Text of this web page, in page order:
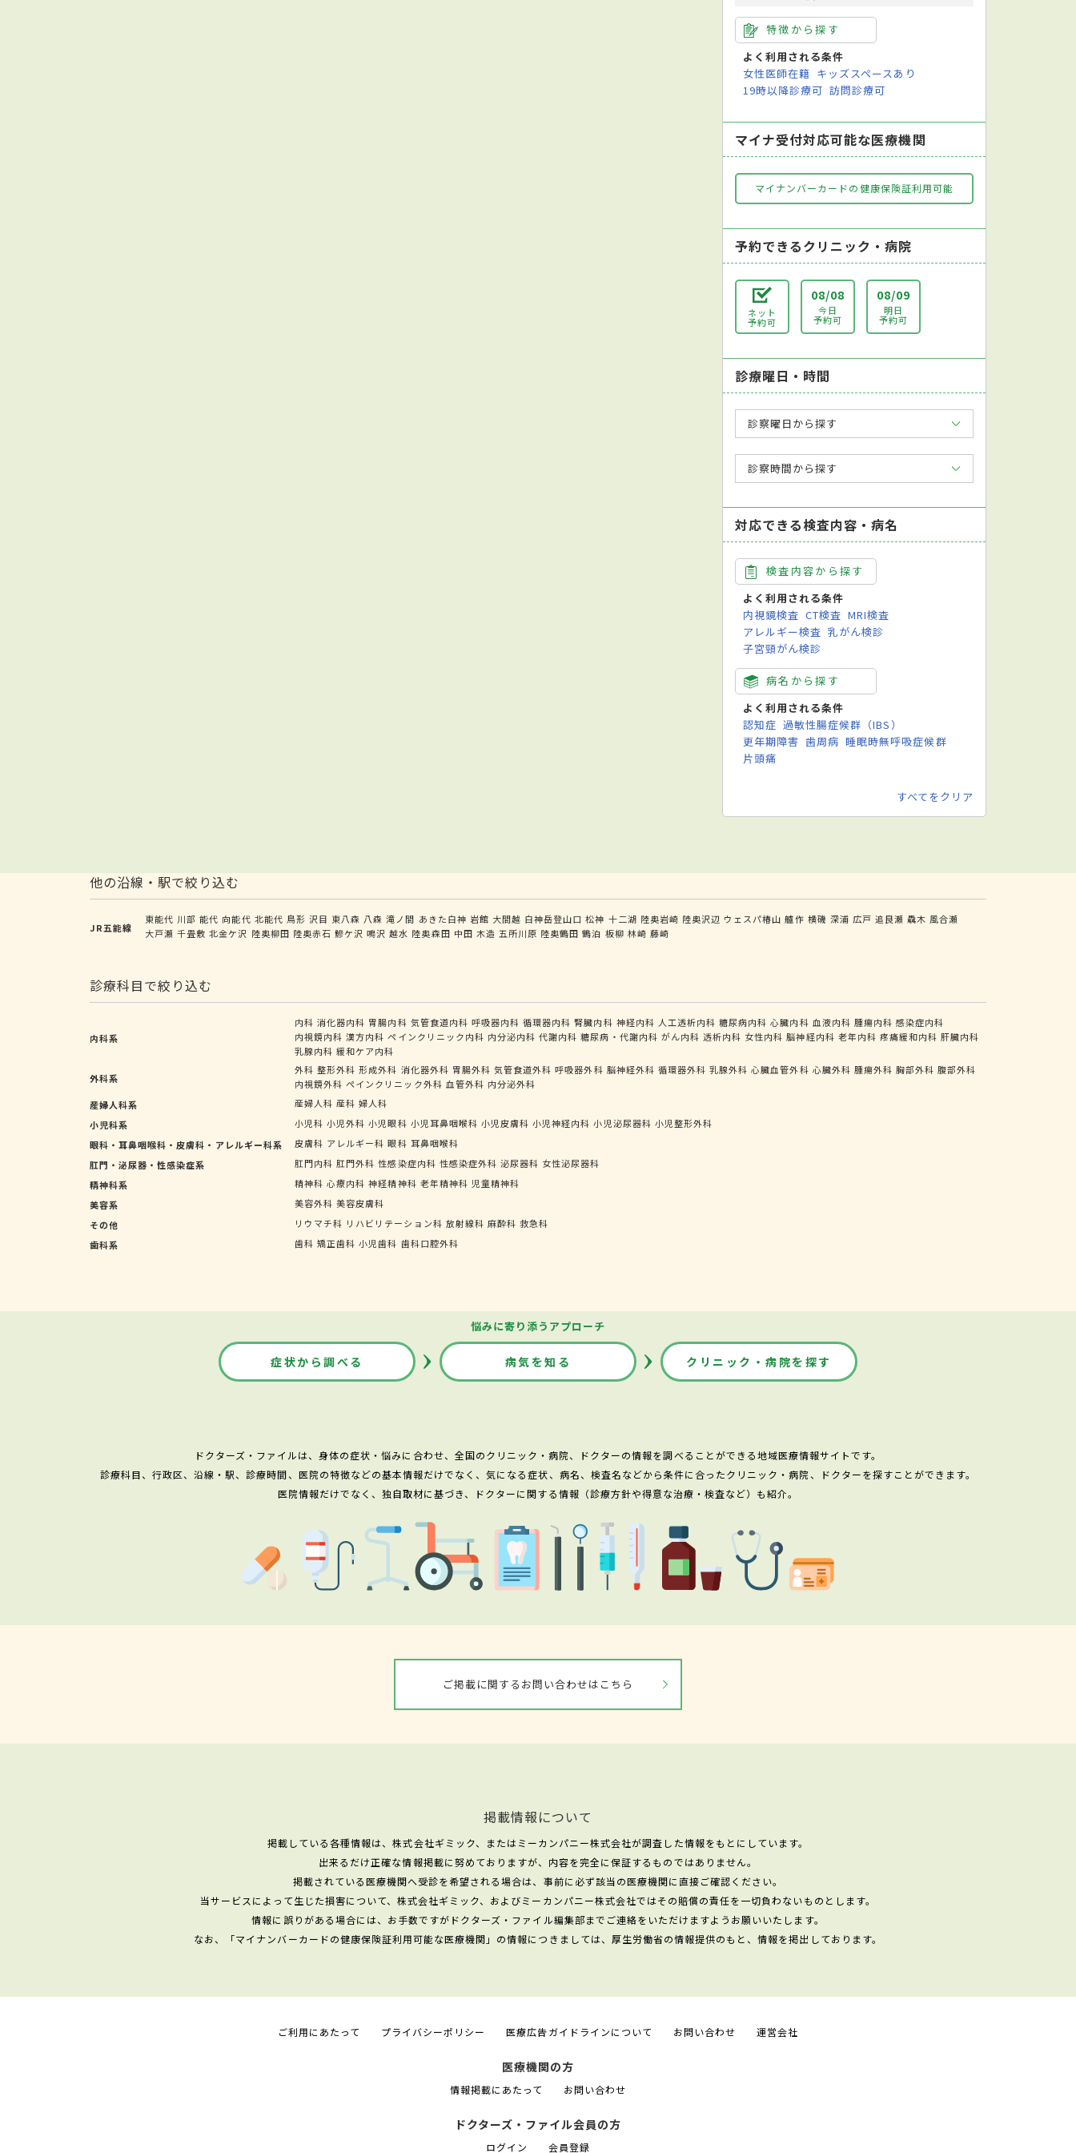
特徴から探す
よく利用される条件
女性医師在籍 キッズスペースあり
19時以降診療可 訪問診療可
マイナ受付対応可能な医療機関
マイナンバーカードの健康保険証利用可能
予約できるクリニック・病院
ネット
予約可
08/08
今日
予約可
08/09
明日
予約可
診療曜日・時間
診察曜日から探す
診察時間から探す
対応できる検査内容・病名
検査内容から探す
よく利用される条件
内視鏡検査 CT検査 MRI検査
アレルギー検査 乳がん検診
子宮頸がん検診
病名から探す
よく利用される条件
認知症 過敏性腸症候群（IBS）
更年期障害 歯周病 睡眠時無呼吸症候群
片頭痛
すべてをクリア
他の沿線・駅で絞り込む
JR五能線
東能代 川部 能代 向能代 北能代 鳥形 沢目 東八森 八森 滝ノ間 あきた白神 岩館 大間越 白神岳登山口 松神 十二湖 陸奥岩崎 陸奥沢辺 ウェスパ椿山 艫作 横磯 深浦 広戸 追良瀬 驫木 風合瀬
大戸瀬 千畳敷 北金ケ沢 陸奥柳田 陸奥赤石 鰺ケ沢 鳴沢 越水 陸奥森田 中田 木造 五所川原 陸奥鶴田 鶴泊 板柳 林崎 藤崎
診療科目で絞り込む
内科系
内科 消化器内科 胃腸内科 気管食道内科 呼吸器内科 循環器内科 腎臓内科 神経内科 人工透析内科 糖尿病内科 心臓内科 血液内科 腫瘍内科 感染症内科
内視鏡内科 漢方内科 ペインクリニック内科 内分泌内科 代謝内科 糖尿病・代謝内科 がん内科 透析内科 女性内科 脳神経内科 老年内科 疼痛緩和内科 肝臓内科
乳腺内科 緩和ケア内科
外科系
外科 整形外科 形成外科 消化器外科 胃腸外科 気管食道外科 呼吸器外科 脳神経外科 循環器外科 乳腺外科 心臓血管外科 心臓外科 腫瘍外科 胸部外科 腹部外科
内視鏡外科 ペインクリニック外科 血管外科 内分泌外科
産婦人科系
産婦人科 産科 婦人科
小児科系
小児科 小児外科 小児眼科 小児耳鼻咽喉科 小児皮膚科 小児神経内科 小児泌尿器科 小児整形外科
眼科・耳鼻咽喉科・皮膚科・アレルギー科系
皮膚科 アレルギー科 眼科 耳鼻咽喉科
肛門・泌尿器・性感染症系
肛門内科 肛門外科 性感染症内科 性感染症外科 泌尿器科 女性泌尿器科
精神科系
精神科 心療内科 神経精神科 老年精神科 児童精神科
美容系
美容外科 美容皮膚科
その他
リウマチ科 リハビリテーション科 放射線科 麻酔科 救急科
歯科系
歯科 矯正歯科 小児歯科 歯科口腔外科
悩みに寄り添うアプローチ
症状から調べる 病気を知る クリニック・病院を探す
ドクターズ・ファイルは、身体の症状・悩みに合わせ、全国のクリニック・病院、ドクターの情報を調べることができる地域医療情報サイトです。
診療科目、行政区、沿線・駅、診療時間、医院の特徴などの基本情報だけでなく、気になる症状、病名、検査名などから条件に合ったクリニック・病院、ドクターを探すことができます。
医院情報だけでなく、独自取材に基づき、ドクターに関する情報（診療方針や得意な治療・検査など）も紹介。
ご掲載に関するお問い合わせはこちら
掲載情報について
掲載している各種情報は、株式会社ギミック、またはミーカンパニー株式会社が調査した情報をもとにしています。
出来るだけ正確な情報掲載に努めておりますが、内容を完全に保証するものではありません。
掲載されている医療機関へ受診を希望される場合は、事前に必ず該当の医療機関に直接ご確認ください。
当サービスによって生じた損害について、株式会社ギミック、およびミーカンパニー株式会社ではその賠償の責任を一切負わないものとします。
情報に誤りがある場合には、お手数ですがドクターズ・ファイル編集部までご連絡をいただけますようお願いいたします。
なお、「マイナンバーカードの健康保険証利用可能な医療機関」の情報につきましては、厚生労働省の情報提供のもと、情報を掲出しております。
ご利用にあたって プライバシーポリシー 医療広告ガイドラインについて お問い合わせ 運営会社
医療機関の方
情報掲載にあたって お問い合わせ
ドクターズ・ファイル会員の方
ログイン 会員登録